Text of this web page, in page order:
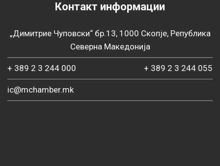
Контакт информации
„Димитрие Чуповски“ бр.13, 1000 Скопје, Република
Северна Македонија
+ 389 2 3 244 000 + 389 2 3 244 055
ic@mchamber.mk